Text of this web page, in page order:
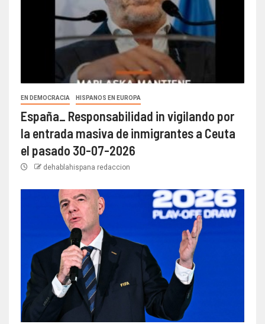
EN DEMOCRACIA HISPANOS EN EUROPA
España_ Responsabilidad in vigilando por
la entrada masiva de inmigrantes a Ceuta
el pasado 30-07-2026
dehablahispana redaccion